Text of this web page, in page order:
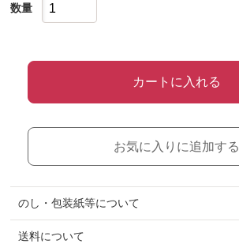
数量
カートに入れる
お気に入りに追加する
のし・包装紙等について
送料について